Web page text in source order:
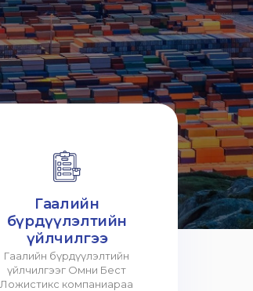
Гаалийн
бүрдүүлэлтийн
үйлчилгээ
Гаалийн бүрдүүлэлтийн
үйлчилгээг Омни Бест
Ложистикс компаниараа